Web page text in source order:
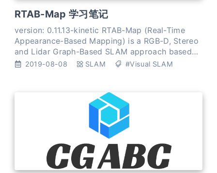
RTAB-Map 学习笔记
version: 0.11.13-kinetic RTAB-Map (Real-Time
Appearance-Based Mapping) is a RGB-D, Stereo
and Lidar Graph-Based SLAM approach based
on an incremental appearance-based loop
2019-08-08 SLAM #Visual SLAM